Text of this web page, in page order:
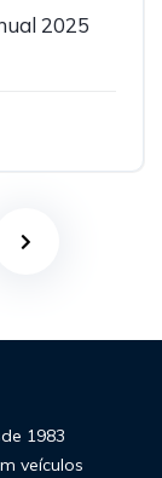
2025
1983
veículos